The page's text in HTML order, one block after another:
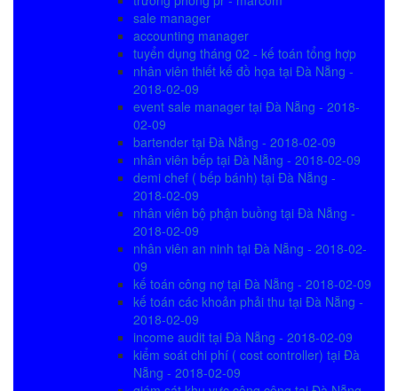
sale manager
accounting manager
tuyển dụng tháng 02 - kế toán tổng hợp
nhân viên thiết kế đồ họa tại Đà Nẵng -
2018-02-09
event sale manager tại Đà Nẵng - 2018-
02-09
bartender tại Đà Nẵng - 2018-02-09
nhân viên bếp tại Đà Nẵng - 2018-02-09
demi chef ( bếp bánh) tại Đà Nẵng -
2018-02-09
nhân viên bộ phận buồng tại Đà Nẵng -
2018-02-09
nhân viên an ninh tại Đà Nẵng - 2018-02-
09
kế toán công nợ tại Đà Nẵng - 2018-02-09
kế toán các khoản phải thu tại Đà Nẵng -
2018-02-09
income audit tại Đà Nẵng - 2018-02-09
kiểm soát chi phí ( cost controller) tại Đà
Nẵng - 2018-02-09